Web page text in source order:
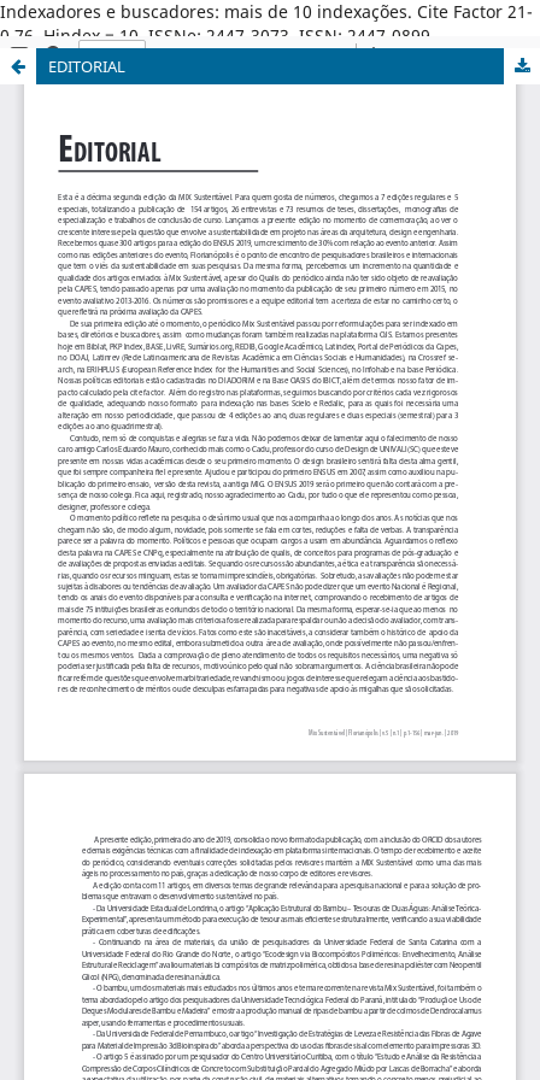
Indexadores e buscadores: mais de 10 indexações. Cite Factor 21-
0,76. Hindex = 10. ISSNe: 2447-3073. ISSN: 2447-0899.
EDITORIAL